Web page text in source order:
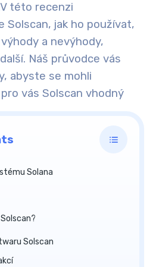
V této recenzi
Solscan, jak ho používat,
a nevýhody,
Náš průvodce vás
abyste se mohli
vás Solscan vhodný
Solana
Solscan